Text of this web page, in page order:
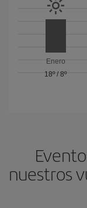
Enero
18º/8º
nuestros